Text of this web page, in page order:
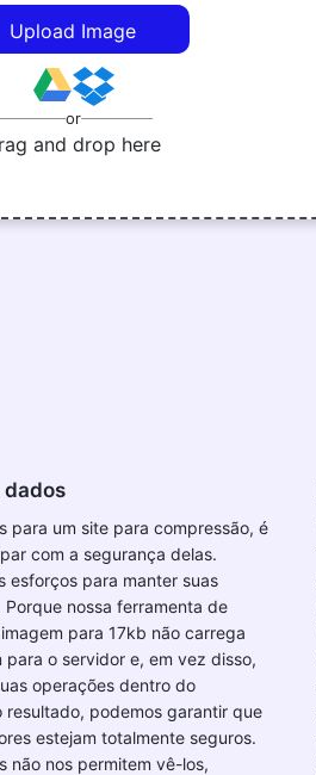
Upload Image
or
and drop here
dados
para um site para compressão, é
com a segurança delas.
esforços para manter suas
Porque nossa ferramenta de
para 17kb não carrega
para o servidor e, em vez disso,
operações dentro do
resultado, podemos garantir que
estejam totalmente seguros.
não nos permitem vê-los,